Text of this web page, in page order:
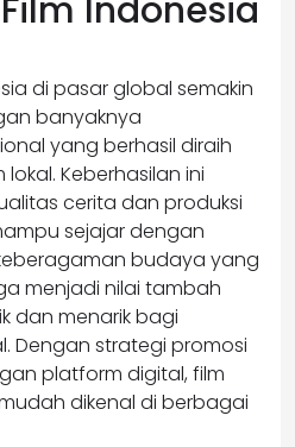
Indonesia
di pasar global semakin
banyaknya
yang berhasil diraih
Keberhasilan ini
cerita dan produksi
sejajar dengan
budaya yang
menjadi nilai tambah
dan menarik bagi
Dengan strategi promosi
platform digital, film
dikenal di berbagai